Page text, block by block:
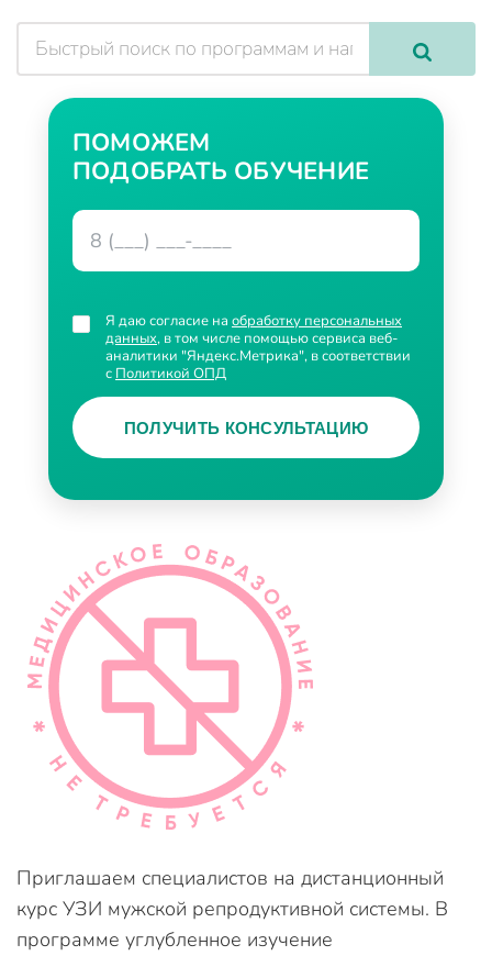
ПОМОЖЕМ
ПОДОБРАТЬ ОБУЧЕНИЕ
Я даю согласие на обработку персональных
данных, в том числе помощью сервиса веб-
аналитики "Яндекс.Метрика", в соответствии
с Политикой ОПД
ПОЛУЧИТЬ КОНСУЛЬТАЦИЮ
Приглашаем специалистов на дистанционный
курс УЗИ мужской репродуктивной системы. В
программе углубленное изучение